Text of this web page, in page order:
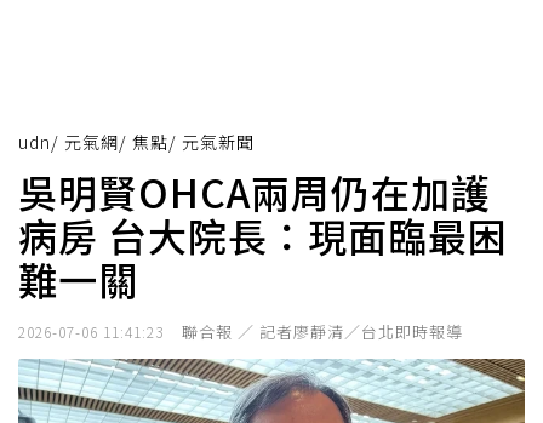
udn/ 元氣網/ 焦點/ 元氣新聞
吳明賢OHCA兩周仍在加護
病房 台大院長：現面臨最困
難一關
2026-07-06 11:41:23 聯合報 ／ 記者廖靜清／台北即時報導